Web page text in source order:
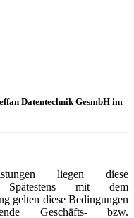
Datentechnik GesmbH im
liegen diese
Spätestens mit dem
gelten diese Bedingungen
Geschäfts- bzw.